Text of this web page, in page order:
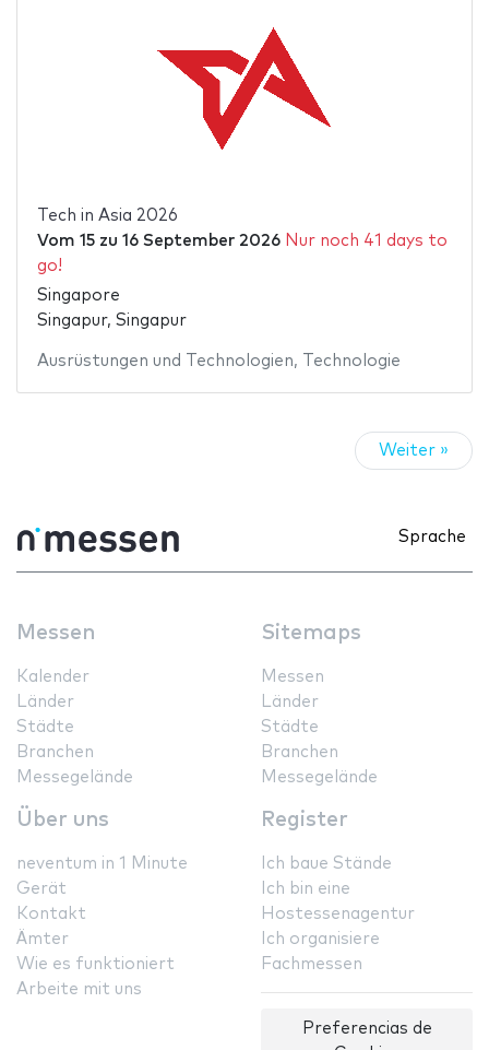
Tech in Asia 2026
Vom 15zu 16 September 2026 Nur noch 41 days to
go!
Singapore
Singapur, Singapur
Ausrüstungen und Technologien, Technologie
Weiter »
Sprache
Messen
Kalender
Länder
Städte
Branchen
Messegelände
Sitemaps
Messen
Länder
Städte
Branchen
Messegelände
Über uns
neventum in 1 Minute
Gerät
Kontakt
Ämter
Wie es funktioniert
Arbeite mit uns
Register
Ich baue Stände
Ich bin eine
Hostessenagentur
Ich organisiere
Fachmessen
Preferencias de